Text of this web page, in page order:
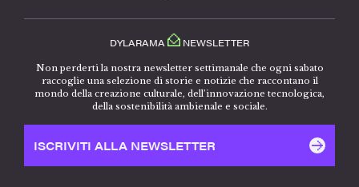
DYLARAMA NEWSLETTER
Non perderti la nostra newsletter settimanale che ogni sabato
raccoglie una selezione di storie e notizie che raccontano il
mondo della creazione culturale, dell’innovazione tecnologica,
della sostenibilità ambienale e sociale.
ISCRIVITI ALLA NEWSLETTER